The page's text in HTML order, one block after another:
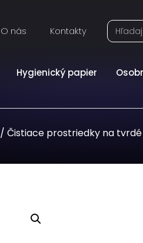
O nás Kontakty
Hygienický papier
/ Čistiace prostriedky na